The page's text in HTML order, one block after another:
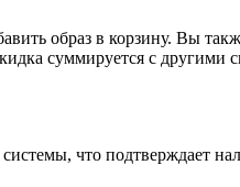
образ в корзину. Вы
суммируется с
что подтверждает